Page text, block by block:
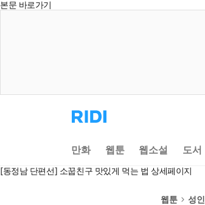
본문 바로가기
리
디
으
로
동
만화 웹툰 웹소설 도서
[동정남 단편선] 소꿉친구 맛있게 먹는 법 상세페이지
웹툰 성인